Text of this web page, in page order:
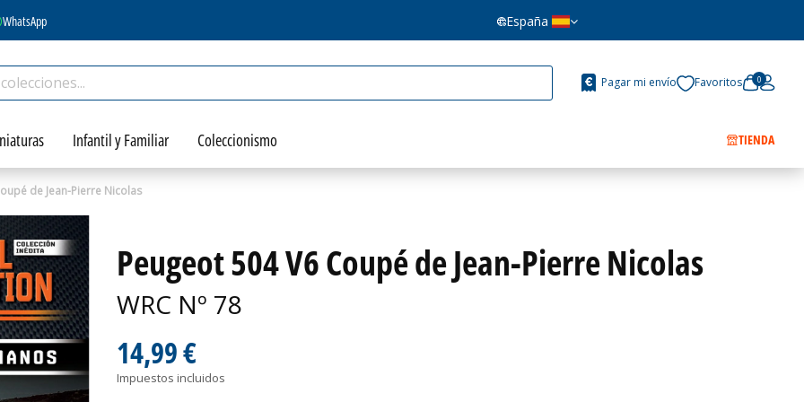
WhatsApp España
Pagar mi envío Favoritos 0
Infantil y Familiar Coleccionismo TIENDA
de Jean-Pierre Nicolas
Peugeot 504 V6 Coupé de Jean-Pierre Nicolas
WRC Nº 78
14,99 €
Impuestos incluidos